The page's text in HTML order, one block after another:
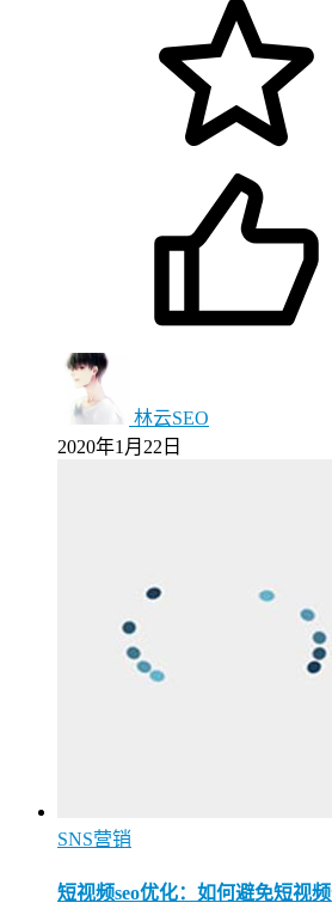
林云SEO
2020年1月22日
SNS营销
短视频seo优化：如何避免短视